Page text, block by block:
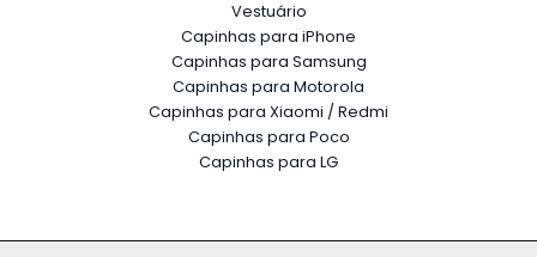
Vestuário
Capinhas para iPhone
Capinhas para Samsung
Capinhas para Motorola
Capinhas para Xiaomi / Redmi
Capinhas para Poco
Capinhas para LG